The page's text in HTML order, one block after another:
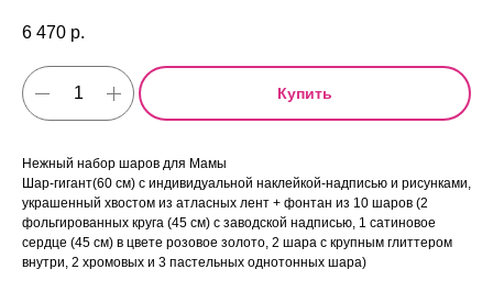
6 470 р.
Купить
Нежный набор шаров для Мамы
Шар-гигант(60 см) с индивидуальной наклейкой-надписью и рисунками,
украшенный хвостом из атласных лент + фонтан из 10 шаров (2
фольгированных круга (45 см) с заводской надписью, 1 сатиновое
сердце (45 см) в цвете розовое золото, 2 шара с крупным глиттером
внутри, 2 хромовых и 3 пастельных однотонных шара)